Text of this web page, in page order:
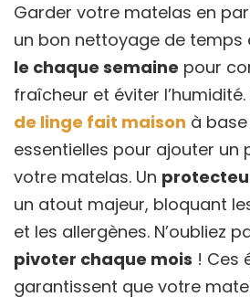
Garder votre matelas en
un bon nettoyage de temps
le chaque semaine pour
fraîcheur et éviter l’humidité.
de linge fait maison à base
essentielles pour ajouter un
votre matelas. Un
un atout majeur, bloquant
et les allergènes. N’oubliez
pivoter chaque mois ! Ces
garantissent que votre